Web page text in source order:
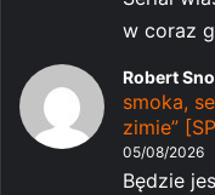
w coraz
Robert
smoka,
zimie”
05/08/2026
Będzie